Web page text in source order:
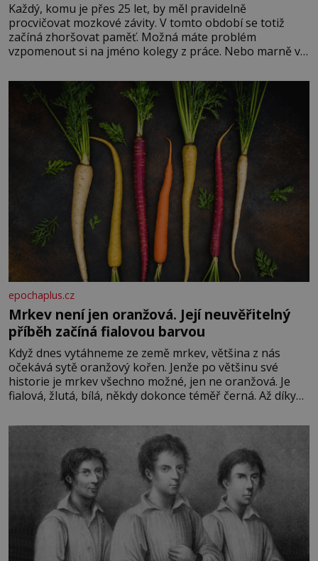
Každý, komu je přes 25 let, by měl pravidelně
procvičovat mozkové závity. V tomto období se totiž
začíná zhoršovat paměť. Možná máte problém
vzpomenout si na jméno kolegy z práce. Nebo marně v
Je to opravdu tak, s věkem jako kdyby se paměť
rozhodla stávkovat. Cvičte
epochaplus.cz
Mrkev není jen oranžová. Její neuvěřitelný
příběh začíná fialovou barvou
Když dnes vytáhneme ze země mrkev, většina z nás
očekává sytě oranžový kořen. Jenže po většinu své
historie je mrkev všechno možné, jen ne oranžová. Je
fialová, žlutá, bílá, někdy dokonce téměř černá. Až díky
bez které si českou zahradu ani nedokážeme představit.